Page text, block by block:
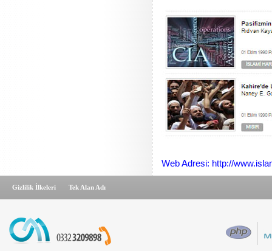
Web Adresi: http://
Gizlilik İlkeleri Tek Alan Adı